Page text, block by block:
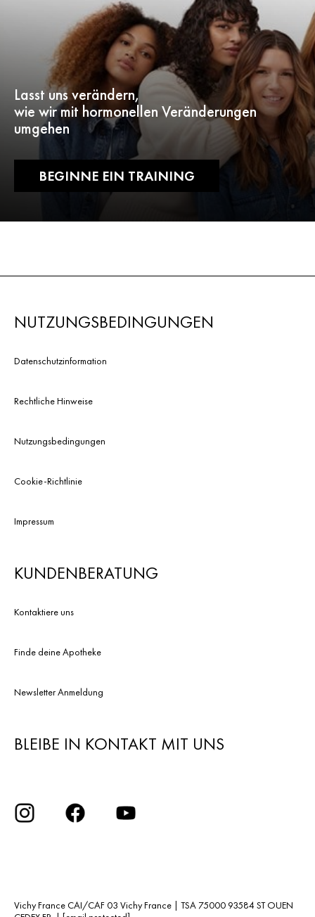
Lasst uns verändern,
wie wir mit hormonellen Veränderungen
umgehen
BEGINNE EIN TRAINING
NUTZUNGSBEDINGUNGEN
Datenschutzinformation
Rechtliche Hinweise
Nutzungsbedingungen
Cookie-Richtlinie
Impressum
KUNDENBERATUNG
Kontaktiere uns
Finde deine Apotheke
Newsletter Anmeldung
BLEIBE IN KONTAKT MIT UNS
Vichy France CAI/CAF 03 Vichy France | TSA 75000 93584 ST OUEN